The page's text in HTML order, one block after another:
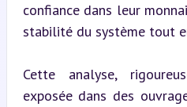
confiance dans leur
stabilité du système tout
Cette analyse,
exposée dans des